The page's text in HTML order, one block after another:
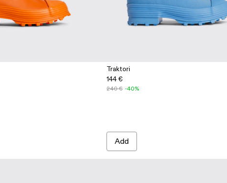
Traktori
144 €
240 € -40%
Add